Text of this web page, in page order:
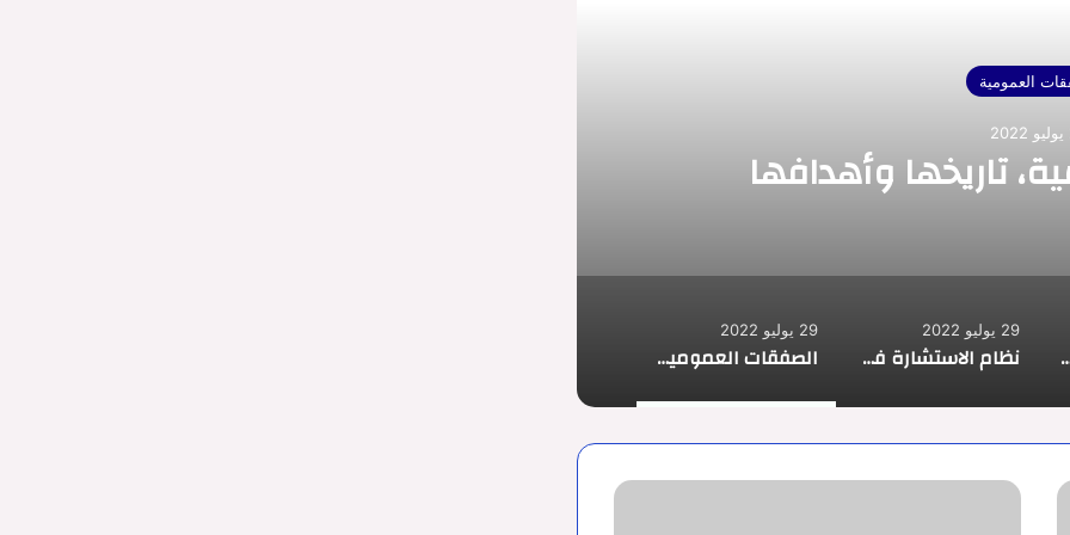
الصفقات العمومية
29 أغسطس 2022
القابلة للتجديد
منظور اجتماعي
29 يوليو 2022
نظام الاستشارة في الصفقات العمومية(RC)
29 يوليو 2022
الصفقات العمومية، تاريخها وأهدافها
أنواع